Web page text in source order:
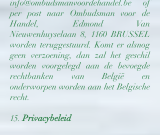
info@ombudsmanvoordehandel.be of
per post naar Ombudsman voor de
Handel, Edmond Van
Nieuwenhuyselaan 8, 1160 BRUSSEL
worden teruggestuurd. Komt er alsnog
geen verzoening, dan zal het geschil
worden voorgelegd aan de bevoegde
rechtbanken van België en
onderworpen worden aan het Belgische
recht.
15.Privacybeleid